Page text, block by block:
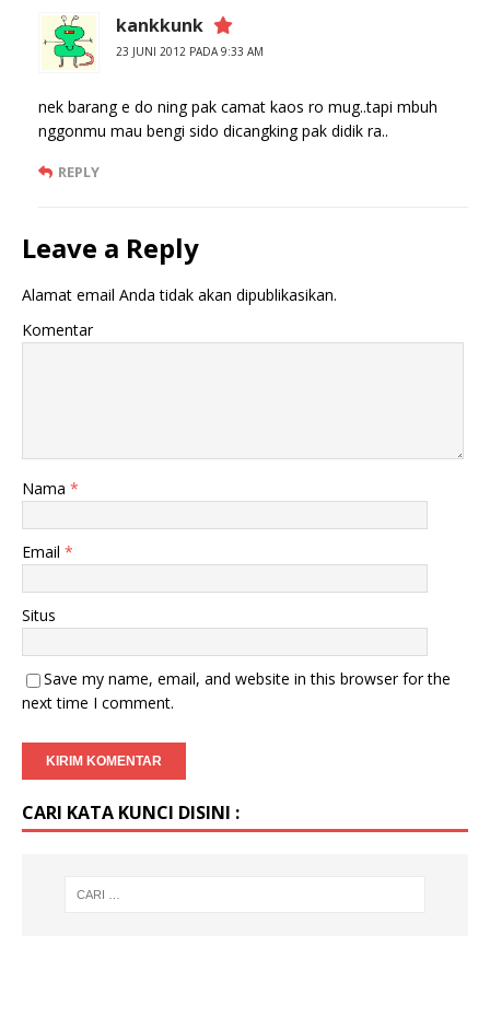
kankkunk
23 JUNI 2012 PADA 9:33 AM
nek barang e do ning pak camat kaos ro mug..tapi mbuh
nggonmu mau bengi sido dicangking pak didik ra..
REPLY
Leave a Reply
Alamat email Anda tidak akan dipublikasikan.
Komentar
Nama *
Email *
Situs
Save my name, email, and website in this browser for the
next time I comment.
CARI KATA KUNCI DISINI :